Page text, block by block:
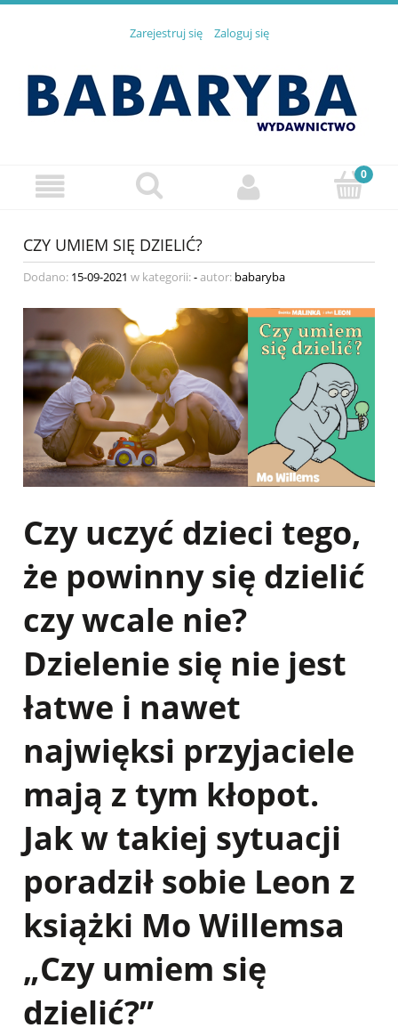
Zarejestruj się Zaloguj się
CZY UMIEM SIĘ DZIELIĆ?
Dodano: 15-09-2021 w kategorii:-autor: babaryba
Czy uczyć dzieci tego,
że powinny się dzielić
czy wcale nie?
Dzielenie się nie jest
łatwe i nawet
najwięksi przyjaciele
mają z tym kłopot.
Jak w takiej sytuacji
poradził sobie Leon z
książki Mo Willemsa
„Czy umiem się
dzielić?”